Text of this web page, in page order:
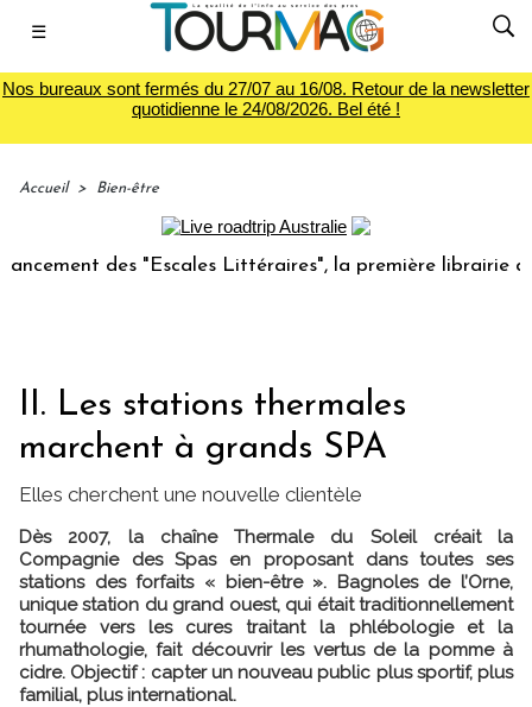
☰
Nos bureaux sont fermés du 27/07 au 16/08. Retour de la newsletter
quotidienne le 24/08/2026. Bel été !
Accueil > Bien-être
des "Escales Littéraires", la première librairie du
II. Les stations thermales
marchent à grands SPA
Elles cherchent une nouvelle clientèle
Dès 2007, la chaîne Thermale du Soleil créait la
Compagnie des Spas en proposant dans toutes ses
stations des forfaits « bien-être ». Bagnoles de l’Orne,
unique station du grand ouest, qui était traditionnellement
tournée vers les cures traitant la phlébologie et la
rhumathologie, fait découvrir les vertus de la pomme à
cidre. Objectif : capter un nouveau public plus sportif, plus
familial, plus international.